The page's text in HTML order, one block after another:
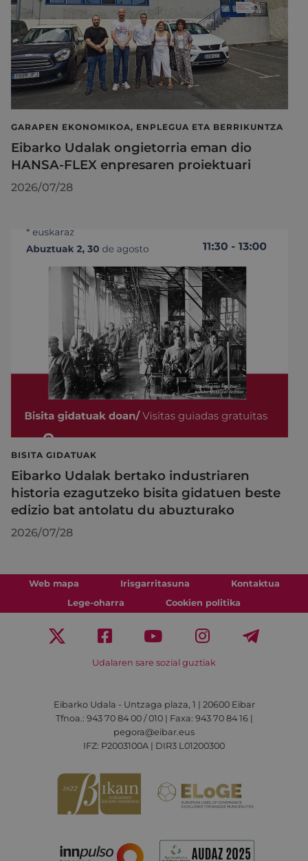
GARAPEN EKONOMIKOA, ENPLEGUA ETA BERRIKUNTZA
Eibarko Udalak ongietorria eman dio
HANSA-FLEX enpresaren proiektuari
2026/07/28
BISITA GIDATUAK
Eibarko Udalak bertako industriaren
historia ezagutzeko bisita gidatuen beste
edizio bat antolatu du abuzturako
2026/07/28
Web mapa Irisgarritasuna
Kontaktua
Lege-oharra
Cookien politika
Udalaren sare sozial guztiak
Eibarko Udala - Untzaga plaza, 1 | 20600 Eibar
Tfnoa.: 943 70 84 00 / 010 | Faxa: 943 70 84 16 |
pegora@eibar.eus
IFZ: P2003100A | DIR3 L01200300